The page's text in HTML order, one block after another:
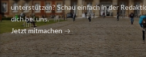
unterstützen? Schau einfach in der
dich bei uns.
Jetzt mitmachen